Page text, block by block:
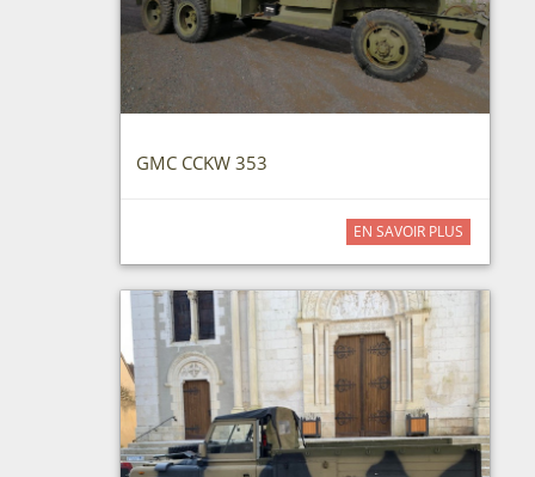
GMC CCKW 353
EN SAVOIR PLUS